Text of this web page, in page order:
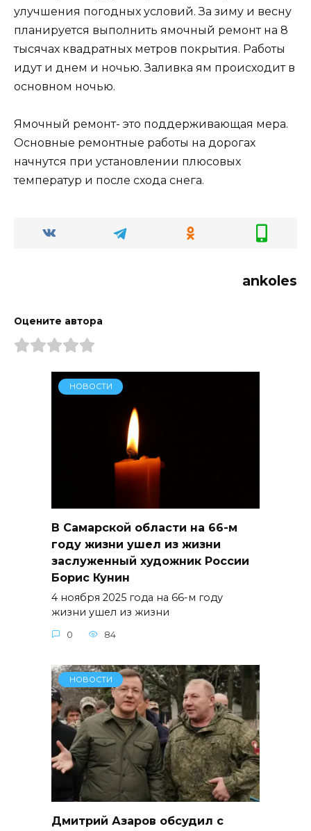
улучшения погодных условий. За зиму и весну
планируется выполнить ямочный ремонт на 8
тысячах квадратных метров покрытия. Работы
идут и днем и ночью. Заливка ям происходит в
основном ночью.
Ямочный ремонт- это поддерживающая мера.
Основные ремонтные работы на дорогах
начнутся при установлении плюсовых
температур и после схода снега.
ankoles
Оцените автора
НОВОСТИ
В Самарской области на 66-м
году жизни ушел из жизни
заслуженный художник России
Борис Кунин
4 ноября 2025 года на 66-м году
жизни ушел из жизни
0 84
НОВОСТИ
Дмитрий Азаров обсудил с